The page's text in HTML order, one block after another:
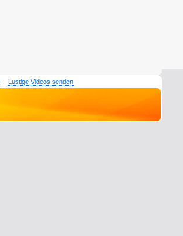
Lustige Videos senden